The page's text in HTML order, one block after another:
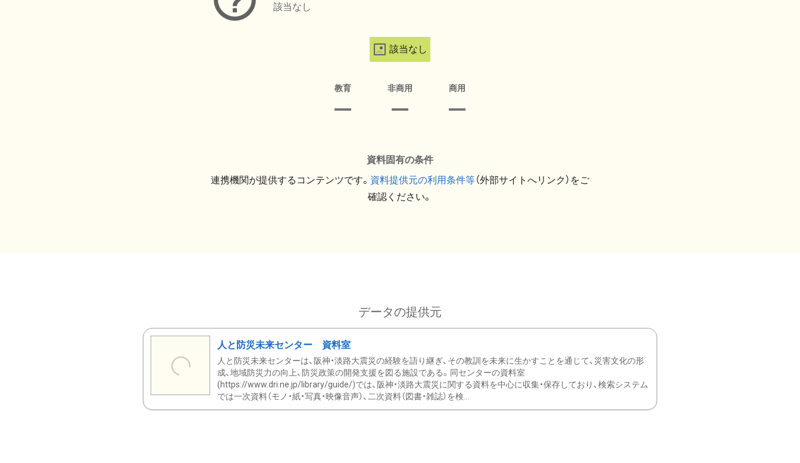
該当なし
該当なし
教育 非商用 商用
資料固有の条件
連携機関が提供するコンテンツです。 資料提供元の利用条件等（外部サイトへリンク）をご
確認ください。
データの提供元
人と防災未来センター 資料室
人と防災未来センターは、阪神・淡路大震災の経験を語り継ぎ、その教訓を未来に生かすことを通じて、災害文化の形
成、地域防災力の向上、防災政策の開発支援を図る施設である。同センターの資料室
(https://www.dri.ne.jp/library/guide/)では、阪神・淡路大震災に関する資料を中心に収集・保存しており、検索システム
では一次資料（モノ・紙・写真・映像音声）、二次資料（図書・雑誌）を検...